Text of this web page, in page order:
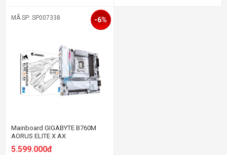
MÃ SP: SP007338
Mainboard GIGABYTE B760M
AORUS ELITE X AX
5.599.000đ
-6%